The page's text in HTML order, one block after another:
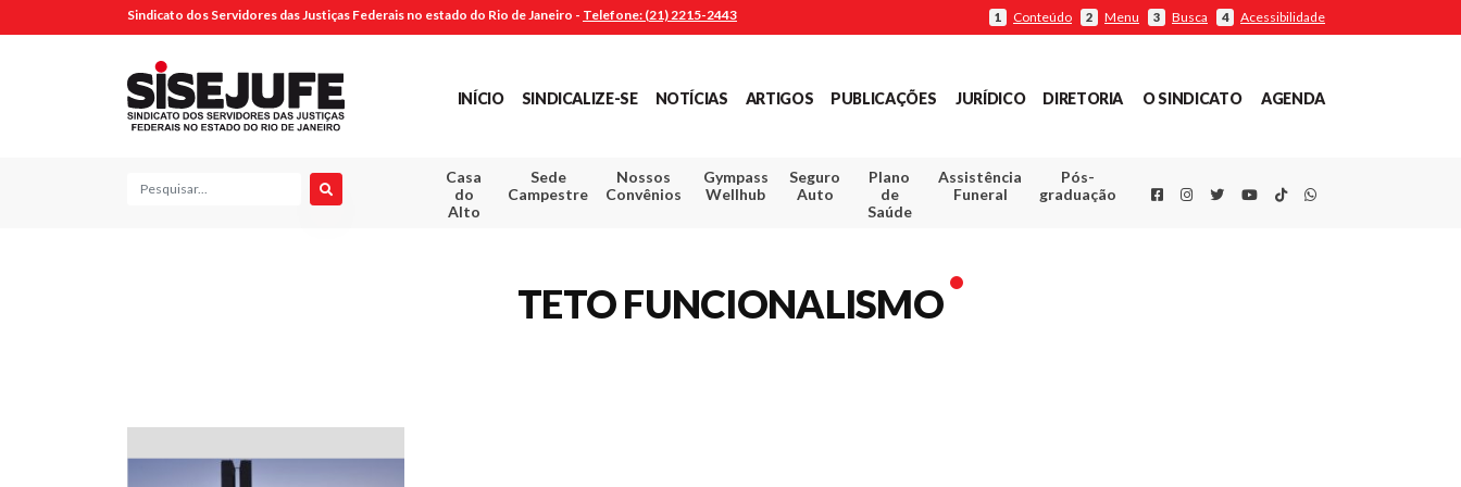
Sindicato dos Servidores das Justiças Federais no estado do Rio de Janeiro - Telefone: (21) 2215-2443 1 Conteúdo 2 Menu 3 Busca 4 Acessibilidade
INÍCIO SINDICALIZE-SE NOTÍCIAS ARTIGOS PUBLICAÇÕES JURÍDICO DIRETORIA O SINDICATO AGENDA
Pesquisa
Casa
do
Alto
Sede
Campestre
Nossos
Convênios
Gympass
Wellhub
Seguro
Auto
Plano
de
Saúde
Assistência
Funeral
Pós-
graduação
FacebookInstagram
TwitterYoutube
TikTokWhatsapp
TETO FUNCIONALISMO